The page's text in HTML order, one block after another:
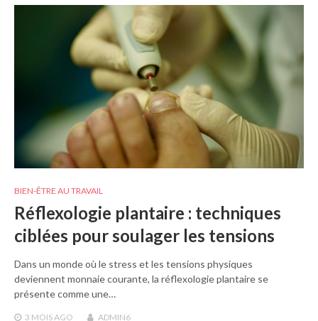
BIEN-ÊTRE AU TRAVAIL
Réflexologie plantaire : techniques
ciblées pour soulager les tensions
Dans un monde où le stress et les tensions physiques
deviennent monnaie courante, la réflexologie plantaire se
présente comme une…
3 MOIS AGO ADMIN6